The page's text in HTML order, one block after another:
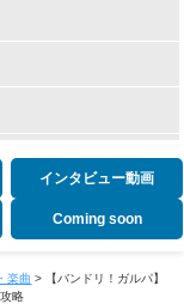
インタビュー動画
Coming soon
楽曲 >
【バンドリ！ガルパ】
略